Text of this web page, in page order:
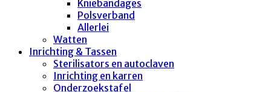
Kniebandages
Polsverband
Allerlei
Watten
Inrichting & Tassen
Sterilisators en autoclaven
Inrichting en karren
Onderzoekstafel